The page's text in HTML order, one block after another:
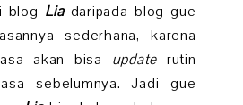
blog Liadaripada blog gue
sederhana, karena
akan bisa update rutin
sebelumnya. Jadi gue